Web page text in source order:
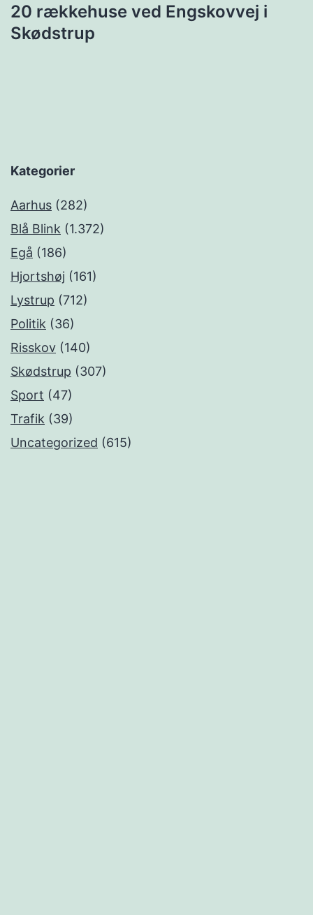
20 rækkehuse ved Engskovvej i
Skødstrup
Kategorier
Aarhus (282)
Blå Blink (1.372)
Egå (186)
Hjortshøj (161)
Lystrup (712)
Politik (36)
Risskov (140)
Skødstrup (307)
Sport (47)
Trafik (39)
Uncategorized (615)